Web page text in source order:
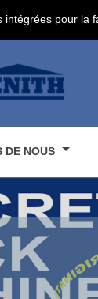
pour la
DE NOUS